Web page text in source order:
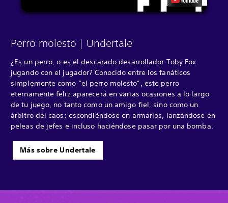
Perro molesto | Undertale
¿Es un perro, o es el descarado desarrollador Toby Fox
jugando con el jugador? Conocido entre los fanáticos
simplemente como “el perro molesto”, este perro
eternamente feliz aparecerá en varias ocasiones a lo largo
de tu juego, no tanto como un amigo fiel, sino como un
árbitro del caos: escondiéndose en armarios, lanzándose en
peleas de jefes e incluso haciéndose pasar por una bomba.
Más sobre Undertale